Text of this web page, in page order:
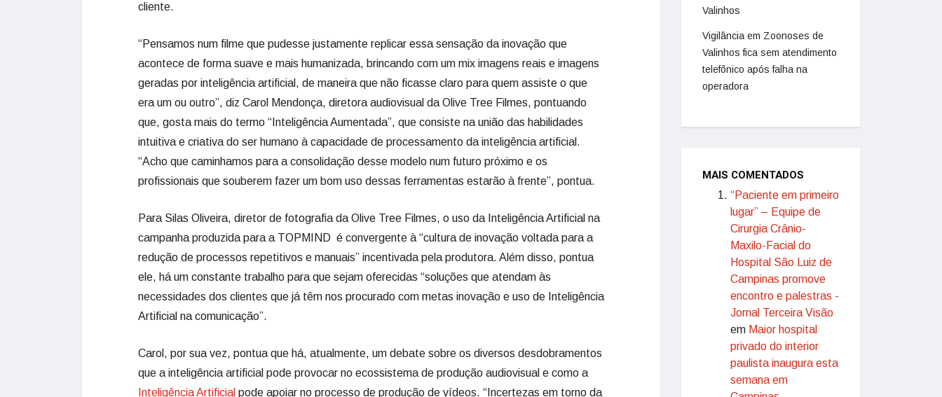
cliente.
“Pensamos num filme que pudesse justamente replicar essa sensação da inovação que
acontece de forma suave e mais humanizada, brincando com um mix imagens reais e imagens
geradas por inteligência artificial, de maneira que não ficasse claro para quem assiste o que
era um ou outro”, diz Carol Mendonça, diretora audiovisual da Olive Tree Filmes, pontuando
que, gosta mais do termo “Inteligência Aumentada”, que consiste na união das habilidades
intuitiva e criativa do ser humano à capacidade de processamento da inteligência artificial.
“Acho que caminhamos para a consolidação desse modelo num futuro próximo e os
profissionais que souberem fazer um bom uso dessas ferramentas estarão à frente”, pontua.
Para Silas Oliveira, diretor de fotografia da Olive Tree Filmes, o uso da Inteligência Artificial na
campanha produzida para a TOPMIND é convergente à “cultura de inovação voltada para a
redução de processos repetitivos e manuais” incentivada pela produtora. Além disso, pontua
ele, há um constante trabalho para que sejam oferecidas “soluções que atendam às
necessidades dos clientes que já têm nos procurado com metas inovação e uso de Inteligência
Artificial na comunicação”.
Carol, por sua vez, pontua que há, atualmente, um debate sobre os diversos desdobramentos
que a inteligência artificial pode provocar no ecossistema de produção audiovisual e como a
Inteligência Artificial pode apoiar no processo de produção de vídeos. “Incertezas em torno da
Valinhos
Vigilância em Zoonoses de
Valinhos fica sem atendimento
telefônico após falha na
operadora
MAIS COMENTADOS
“Paciente em primeiro
lugar” – Equipe de
Cirurgia Crânio-
Maxilo-Facial do
Hospital São Luiz de
Campinas promove
encontro e palestras -
Jornal Terceira Visão
em Maior hospital
privado do interior
paulista inaugura esta
semana em